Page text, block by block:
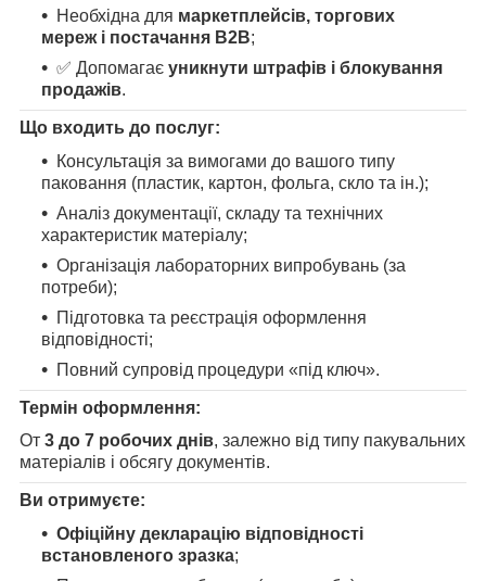
Необхідна для маркетплейсів, торгових
мереж і постачання B2B;
✅ Допомагає уникнути штрафів і блокування
продажів.
Що входить до послуг:
Консультація за вимогами до вашого типу
паковання (пластик, картон, фольга, скло та ін.);
Аналіз документації, складу та технічних
характеристик матеріалу;
Організація лабораторних випробувань (за
потреби);
Підготовка та реєстрація оформлення
відповідності;
Повний супровід процедури «під ключ».
Термін оформлення:
От 3 до 7 робочих днів, залежно від типу пакувальних
матеріалів і обсягу документів.
Ви отримуєте:
Офіційну декларацію відповідності
встановленого зразка;